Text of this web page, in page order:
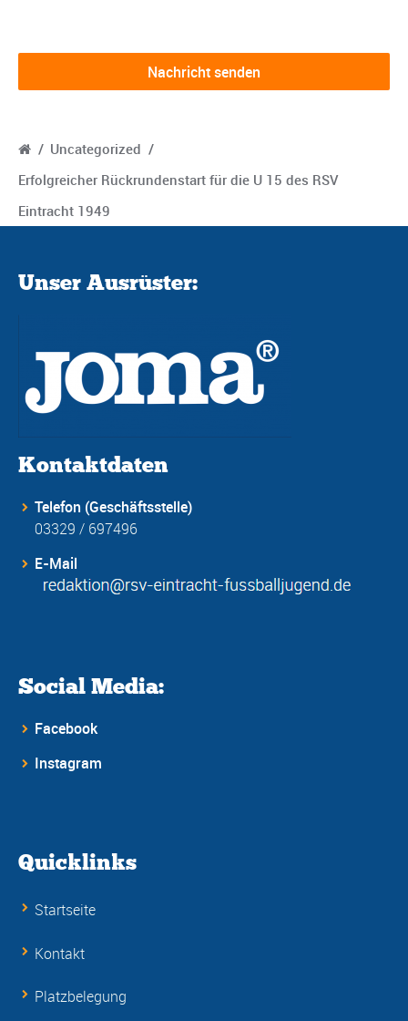
/ Uncategorized /
Erfolgreicher Rückrundenstart für die U 15 des RSV
Eintracht 1949
Unser Ausrüster:
Kontaktdaten
Telefon (Geschäftsstelle)
03329 / 697496
E-Mail
Social Media:
Facebook
Instagram
Quicklinks
Startseite
Kontakt
Platzbelegung